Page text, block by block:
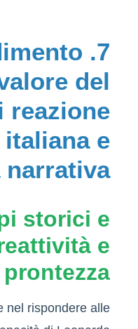
del
reazione
e
narrativa
storici e
e
prontezza
nel rispondere alle